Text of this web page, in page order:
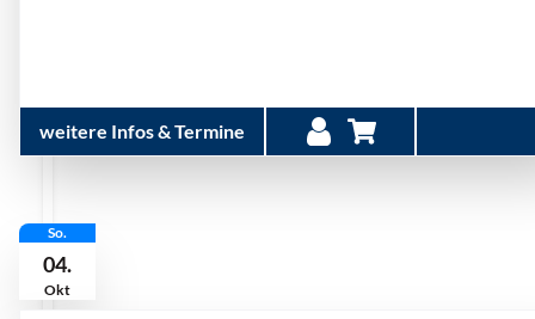
weitere Infos & Termine
So.
04.
Okt